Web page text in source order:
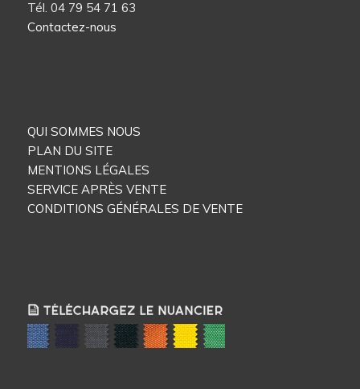
Tél. 04 79 54 71 63
Contactez-nous
QUI SOMMES NOUS
PLAN DU SITE
MENTIONS LÉGALES
SERVICE APRÈS VENTE
CONDITIONS GÉNÉRALES DE VENTE